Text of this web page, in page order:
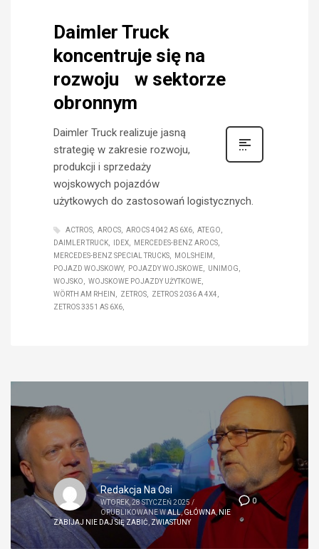
Daimler Truck
koncentruje się na
rozwoju w sektorze
obronnym
Daimler Truck realizuje jasną
strategię w zakresie rozwoju,
produkcji i sprzedaży
wojskowych pojazdów
użytkowych do zastosowań logistycznych.
ACTROS AROCS AROCS 4042 AS 6X6
ATEGO
DAIMLER TRUCK
IDEX
MERCEDES-BENZ AROCS
MERCEDES-BENZ SPECIAL TRUCKS
MOLSHEIM
POJAZD WOJSKOWY
POJAZDY WOJSKOWE
UNIMOG
WOJSKO
WOJSKOWE POJAZDY UŻYTKOWE
WÖRTH AM RHEIN
ZETROS
ZETROS 2036 A 4X4
ZETROS 3351 AS 6X6
0
Redakcja Na Osi
WTOREK, 28 STYCZEŃ 2025/
OPUBLIKOWANE WALL,GŁÓWNA,NIE
ZABIJAJ NIE DAJ SIĘ ZABIĆ ZWIASTUNY